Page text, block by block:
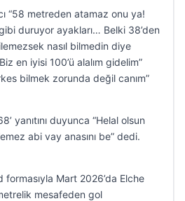
“58 metreden atamaz onu ya!
duruyor ayakları… Belki 38’den
nasıl bilmedin diye
en iyisi 100’ü alalım gidelim”
bilmek zorunda değil canım”
yanıtını duyunca “Helal olsun
abi vay anasını be” dedi.
formasıyla Mart 2026’da Elche
mesafeden gol